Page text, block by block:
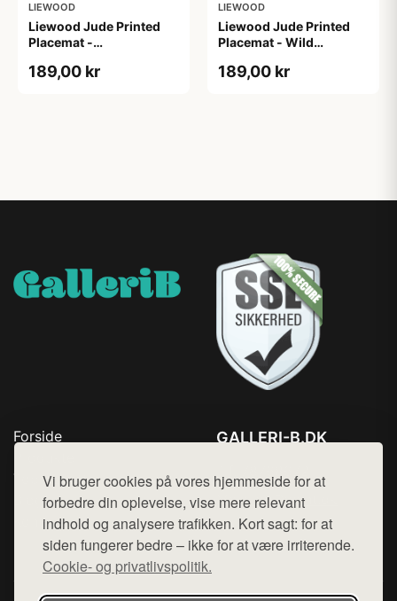
Vi bruger cookies på vores hjemmeside for at
forbedre din oplevelse, vise mere relevant
indhold og analysere trafikken. Kort sagt: for at
siden fungerer bedre – ikke for at være irriterende.
Cookie- og privatlivspolitik.
LIEWOOD
Liewood Jude Printed
Placemat -
189,00 kr
LIEWOOD
Liewood Jude Printed
Placemat - Wild
189,00 kr
Forside
Top Rabatter
Blog
Kontakt
GALLERI-B.DK
Mail: hej@want.dk
Cookie- og privatlivspolitik